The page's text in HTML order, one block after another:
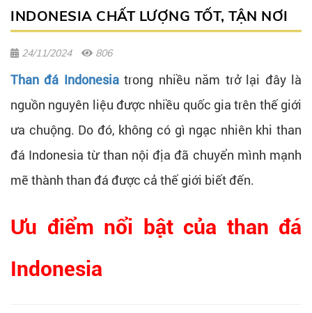
INDONESIA CHẤT LƯỢNG TỐT, TẬN NƠI
24/11/2024 806
Than đá Indonesiatrong nhiều năm trở lại đây là
nguồn nguyên liệu được nhiều quốc gia trên thế giới
ưa chuộng. Do đó, không có gì ngạc nhiên khi than
đá Indonesia từ than nội địa đã chuyển mình mạnh
mẽ thành than đá được cả thế giới biết đến.
Ưu điểm nổi bật của than đá
Indonesia